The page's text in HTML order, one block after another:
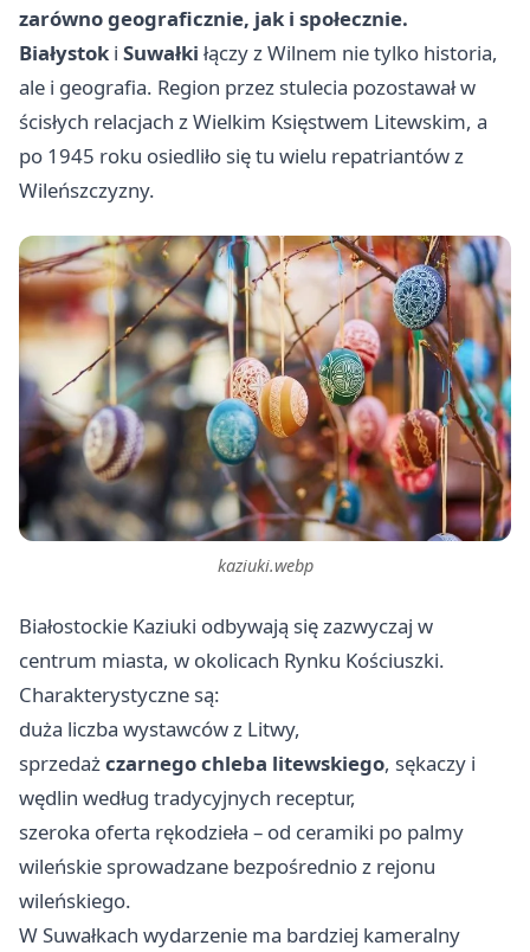
zarówno geograficznie, jak i społecznie.
Białystok i Suwałki łączy z Wilnem nie tylko historia,
ale i geografia. Region przez stulecia pozostawał w
ścisłych relacjach z Wielkim Księstwem Litewskim, a
po 1945 roku osiedliło się tu wielu repatriantów z
Wileńszczyzny.
kaziuki.webp
Białostockie Kaziuki odbywają się zazwyczaj w
centrum miasta, w okolicach Rynku Kościuszki.
Charakterystyczne są:
duża liczba wystawców z Litwy,
sprzedaż czarnego chleba litewskiego, sękaczy i
wędlin według tradycyjnych receptur,
szeroka oferta rękodzieła – od ceramiki po palmy
wileńskie sprowadzane bezpośrednio z rejonu
wileńskiego.
W Suwałkach wydarzenie ma bardziej kameralny